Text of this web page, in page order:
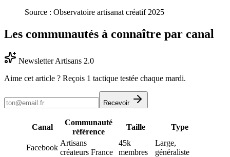
Source : Observatoire artisanat créatif 2025
Les communautés à connaître par canal
Newsletter Artisans 2.0
Aime cet article ? Reçois 1 tactique testée chaque mardi.
Recevoir
Canal
Communauté
référence
Taille Type
Facebook
Artisans
créateurs France
45k
membres
Large,
généraliste